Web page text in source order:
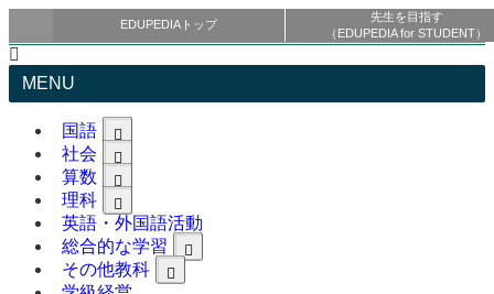
EDUPEDIAトップ
先生を目指す
（EDUPEDIA for STUDENT）
MENU
国語
社会
算数
理科
英語・外国語活動
総合的な学習
その他教科